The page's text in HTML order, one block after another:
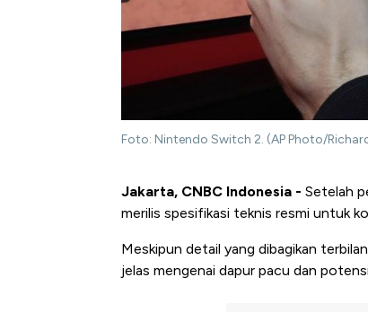
Foto: Nintendo Switch 2. (AP Photo/
Jakarta, CNBC Indonesia - Setelah
merilis spesifikasi teknis resmi untuk
Meskipun detail yang dibagikan
jelas mengenai dapur pacu dan